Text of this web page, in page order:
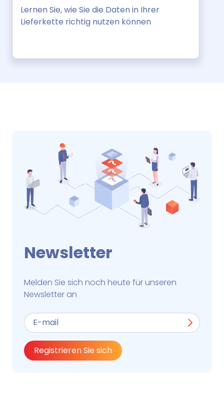
Lernen Sie, wie Sie die Daten in Ihrer
Lieferkette richtig nutzen können
Newsletter
Melden Sie sich noch heute für unseren
Newsletter an
Registrieren Sie sich